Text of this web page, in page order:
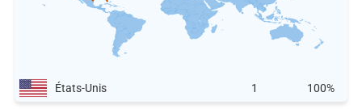
États-Unis 1 100%